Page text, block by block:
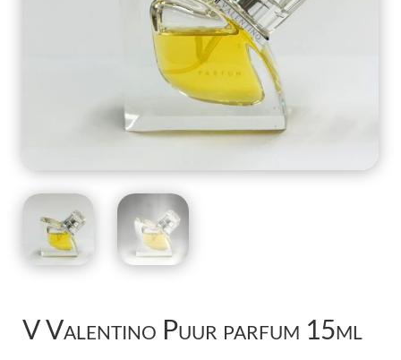
V Valentino Puur parfum 15ml